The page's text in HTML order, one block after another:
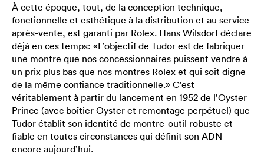
À cette époque, tout, de la conception technique,
fonctionnelle et esthétique à la distribution et au service
après-vente, est garanti par Rolex. Hans Wilsdorf déclare
déjà en ces temps: «L’objectif de Tudor est de fabriquer
une montre que nos concessionnaires puissent vendre à
un prix plus bas que nos montres Rolex et qui soit digne
de la même confiance traditionnelle.» C’est
véritablement à partir du lancement en 1952 de l’Oyster
Prince (avec boîtier Oyster et remontage perpétuel) que
Tudor établit son identité de montre-outil robuste et
fiable en toutes circonstances qui définit son ADN
encore aujourd’hui.